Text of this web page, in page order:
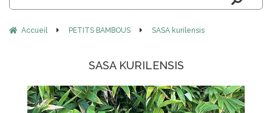
Accueil PETITS BAMBOUS SASA kurilensis
SASA KURILENSIS